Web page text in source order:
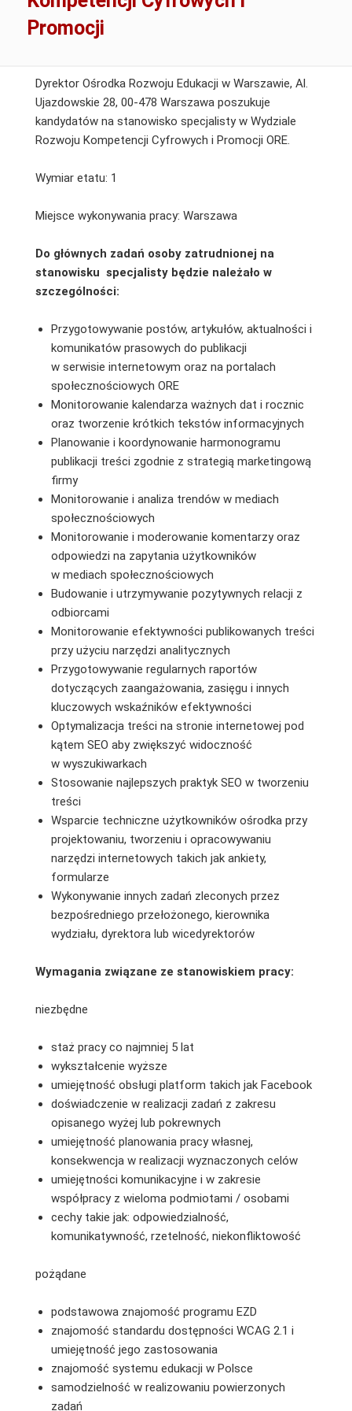
Promocji
Dyrektor Ośrodka Rozwoju Edukacji w Warszawie, Al.
Ujazdowskie 28, 00-478 Warszawa poszukuje
kandydatów na stanowisko specjalisty w Wydziale
Rozwoju Kompetencji Cyfrowych i Promocji ORE.
Wymiar etatu: 1
Miejsce wykonywania pracy: Warszawa
Do głównych zadań osoby zatrudnionej na
stanowisku specjalisty będzie należało w
szczególności:
Przygotowywanie postów, artykułów, aktualności i
komunikatów prasowych do publikacji
w serwisie internetowym oraz na portalach
społecznościowych ORE
Monitorowanie kalendarza ważnych dat i rocznic
oraz tworzenie krótkich tekstów informacyjnych
Planowanie i koordynowanie harmonogramu
publikacji treści zgodnie z strategią marketingową
firmy
Monitorowanie i analiza trendów w mediach
społecznościowych
Monitorowanie i moderowanie komentarzy oraz
odpowiedzi na zapytania użytkowników
w mediach społecznościowych
Budowanie i utrzymywanie pozytywnych relacji z
odbiorcami
Monitorowanie efektywności publikowanych treści
przy użyciu narzędzi analitycznych
Przygotowywanie regularnych raportów
dotyczących zaangażowania, zasięgu i innych
kluczowych wskaźników efektywności
Optymalizacja treści na stronie internetowej pod
kątem SEO aby zwiększyć widoczność
w wyszukiwarkach
Stosowanie najlepszych praktyk SEO w tworzeniu
treści
Wsparcie techniczne użytkowników ośrodka przy
projektowaniu, tworzeniu i opracowywaniu
narzędzi internetowych takich jak ankiety,
formularze
Wykonywanie innych zadań zleconych przez
bezpośredniego przełożonego, kierownika
wydziału, dyrektora lub wicedyrektorów
Wymagania związane ze stanowiskiem pracy:
niezbędne
staż pracy co najmniej 5 lat
wykształcenie wyższe
umiejętność obsługi platform takich jak Facebook
doświadczenie w realizacji zadań z zakresu
opisanego wyżej lub pokrewnych
umiejętność planowania pracy własnej,
konsekwencja w realizacji wyznaczonych celów
umiejętności komunikacyjne i w zakresie
współpracy z wieloma podmiotami / osobami
cechy takie jak: odpowiedzialność,
komunikatywność, rzetelność, niekonfliktowość
pożądane
podstawowa znajomość programu EZD
znajomość standardu dostępności WCAG 2.1 i
umiejętność jego zastosowania
znajomość systemu edukacji w Polsce
samodzielność w realizowaniu powierzonych
zadań